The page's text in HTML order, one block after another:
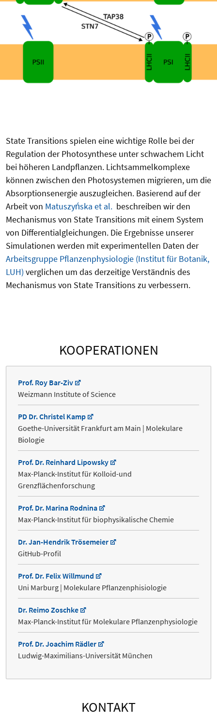
State Transitions spielen eine wichtige Rolle bei der
Regulation der Photosynthese unter schwachem Licht
bei höheren Landpflanzen. Lichtsammelkomplexe
können zwischen den Photosystemen migrieren, um die
Absorptionsenergie auszugleichen. Basierend auf der
Arbeit von Matuszyńska et al. beschreiben wir den
Mechanismus von State Transitions mit einem System
von Differentialgleichungen. Die Ergebnisse unserer
Simulationen werden mit experimentellen Daten der
Arbeitsgruppe Pflanzenphysiologie (Institut für Botanik,
LUH) verglichen um das derzeitige Verständnis des
Mechanismus von State Transitions zu verbessern.
KOOPERATIONEN
Prof. Roy Bar-Ziv
Weizmann Institute of Science
PD Dr. Christel Kamp
Goethe-Universität Frankfurt am Main | Molekulare
Biologie
Prof. Dr. Reinhard Lipowsky
Max-Planck-Institut für Kolloid-und
Grenzflächenforschung
Prof. Dr. Marina Rodnina
Max-Planck-Institut für biophysikalische Chemie
Dr. Jan-Hendrik Trösemeier
GitHub-Profil
Prof. Dr. Felix Willmund
Uni Marburg | Molekulare Pflanzenphisiologie
Dr. Reimo Zoschke
Max-Planck-Institut für Molekulare Pflanzenphysiologie
Prof. Dr. Joachim Rädler
Ludwig-Maximilians-Universität München
KONTAKT